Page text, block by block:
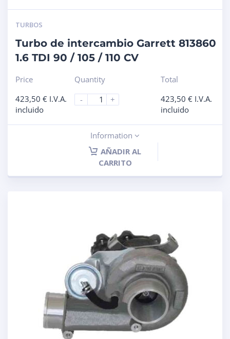
TURBOS
Turbo de intercambio Garrett 813860
1.6 TDI 90 / 105 / 110 CV
Price
423,50 € I.V.A.
incluido
Quantity
-
+
Total
423,50 € I.V.A.
incluido
Information
AÑADIR AL
CARRITO